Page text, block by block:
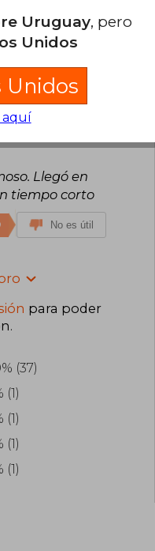
en buen estado,
de plástico film. .
No es útil
Llegó en
tiempo corto
No es útil
para poder
.
(37)
(1)
(1)
(1)
(1)
Uruguay, pero
Unidos
Unidos
aquí